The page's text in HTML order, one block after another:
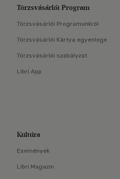
Törzsvásárlói Program
Törzsvásárlói Programunkról
Törzsvásárlói Kártya egyenlege
Törzsvásárlói szabályzat
Libri App
Kultúra
Események
Libri Magazin